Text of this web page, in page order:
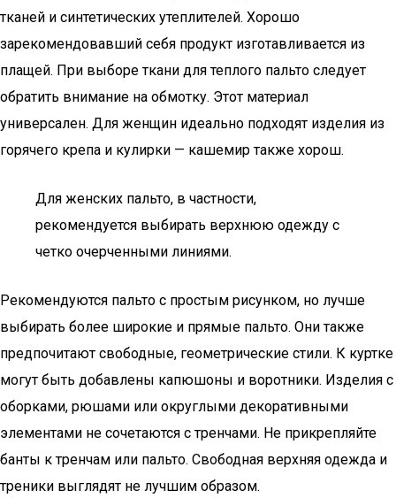
тканей и синтетических утеплителей. Хорошо
зарекомендовавший себя продукт изготавливается из
плащей. При выборе ткани для теплого пальто следует
обратить внимание на обмотку. Этот материал
универсален. Для женщин идеально подходят изделия из
горячего крепа и кулирки — кашемир также хорош.
Для женских пальто, в частности,
рекомендуется выбирать верхнюю одежду с
четко очерченными линиями.
Рекомендуются пальто с простым рисунком, но лучше
выбирать более широкие и прямые пальто. Они также
предпочитают свободные, геометрические стили. К куртке
могут быть добавлены капюшоны и воротники. Изделия с
оборками, рюшами или округлыми декоративными
элементами не сочетаются с тренчами. Не прикрепляйте
банты к тренчам или пальто. Свободная верхняя одежда и
треники выглядят не лучшим образом.